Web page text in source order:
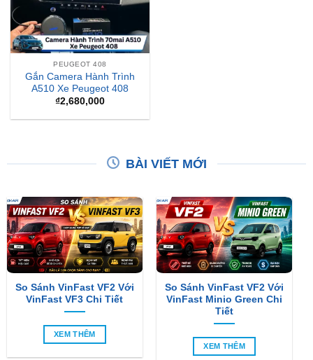
PEUGEOT 408
Gắn Camera Hành Trình
A510 Xe Peugeot 408
₫2,680,000
BÀI VIẾT MỚI
So Sánh VinFast VF2 Với
VinFast VF3 Chi Tiết
XEM THÊM
So Sánh VinFast VF2 Với
VinFast Minio Green Chi
Tiết
XEM THÊM